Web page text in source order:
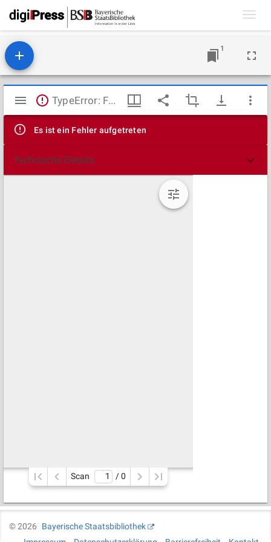
1
Mirador
Viewer
TypeError: Failed to fetch
Es ist ein Fehler aufgetreten
Technische Details
Scan / 0
©2026
Bayerische Staatsbibliothek